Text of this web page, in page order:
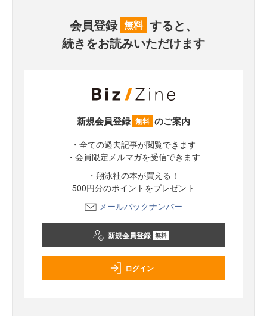
会員登録 無料 すると、
続きをお読みいただけます
新規会員登録 無料 のご案内
・全ての過去記事が閲覧できます
・会員限定メルマガを受信できます
・翔泳社の本が買える！
500円分のポイントをプレゼント
メールバックナンバー
新規会員登録 無料
ログイン